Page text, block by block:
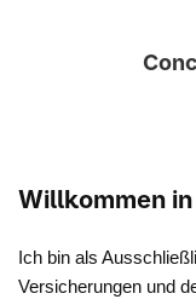
Willkommen in
Ich bin als
Versicherungen und